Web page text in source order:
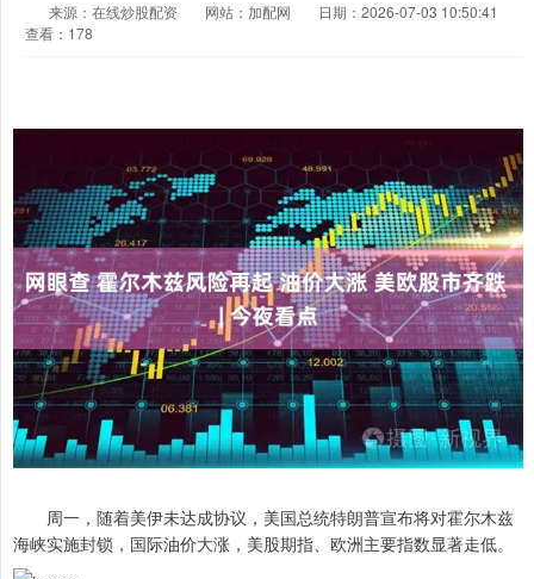
来源：在线炒股配资 网站：加配网
日期：2026-07-03 10:50:41
查看：178
周一，随着美伊未达成协议，美国总统特朗普宣布将对霍尔木兹
海峡实施封锁，国际油价大涨，美股期指、欧洲主要指数显著走低。